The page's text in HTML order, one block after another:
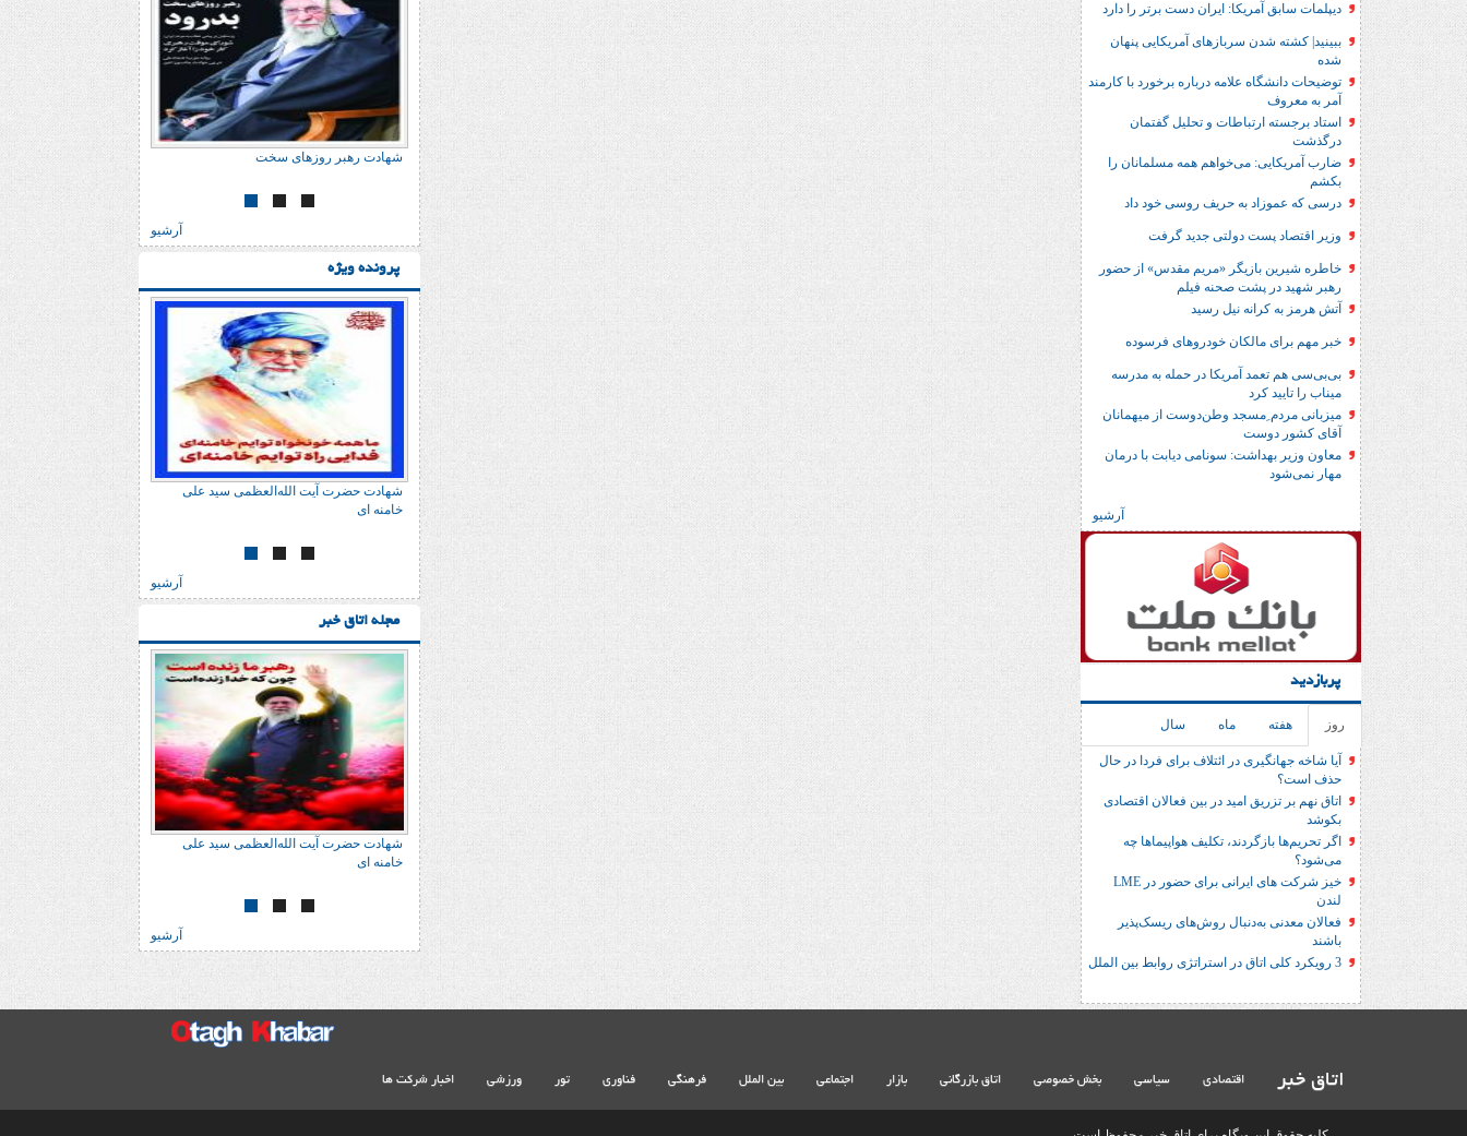
دیپلمات سابق آمریکا: ایران دست برتر را دارد
ببینید| کشته شدن سربازهای آمریکایی پنهان
شده
توضیحات دانشگاه علامه درباره برخورد با کارمند
آمر به معروف
استاد برجسته ارتباطات و تحلیل گفتمان
درگذشت
ضارب آمریکایی: می‌خواهم همه مسلمانان را
بکشم
درسی که عموزاد به حریف روسی خود داد
وزیر اقتصاد پست دولتی جدید گرفت
خاطره شیرین بازیگر «مریم مقدس» از حضور
رهبر شهید در پشت صحنه فیلم
آتش هرمز به کرانه نیل رسید
خبر مهم برای مالکان خودروهای فرسوده
بی‌بی‌سی هم تعمد آمریکا در حمله به مدرسه
میناب را تایید کرد
میزبانی مردم ِمسجد وطن‌دوست از میهمانان
آقای کشور دوست
معاون وزیر بهداشت: سونامی دیابت با درمان
مهار نمی‌شود
آرشیو
پربازدید
روز هفته ماه سال
آیا شاخه جهانگیری در ائتلاف برای فردا در حال
حذف است؟
اتاق نهم بر تزریق امید در بین فعالان اقتصادی
بکوشد
اگر تحریم‌ها بازگردند، تکلیف هواپیماها چه
می‌شود؟
خیز شرکت های ایرانی برای حضور در LME
لندن
فعالان معدنی به‌دنبال روش‌های ریسک‌پذیر
باشند
3 رویکرد کلی اتاق در استراتژی روابط بین الملل
شهادت رهبر روزهای سخت
آرشیو
پرونده ویژه
شهادت حضرت آیت الله‌العظمی سید علی
خامنه ای
شهادت حضرت آیت الله‌العظمی سید علی
خامنه ای
آرشیو
مجله اتاق خبر
شهادت حضرت آیت الله‌العظمی سید علی
خامنه ای
شهادت حضرت آیت الله‌العظمی سید علی
شهادت حضرت آیت الله‌العظمی سید علی
خامنه ای
آرشیو
اتاق خبر اقتصادی سیاسی بخش خصوصی اتاق بازرگانی بازار اجتماعی بین الملل فرهنگی فناوری تور ورزشی اخبار شرکت ها